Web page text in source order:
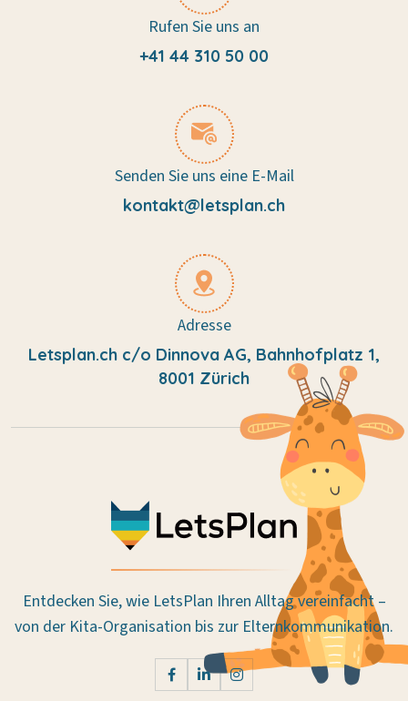
Rufen Sie uns an
+41 44 310 50 00
Senden Sie uns eine E-Mail
kontakt@letsplan.ch
Adresse
Letsplan.ch c/o Dinnova AG, Bahnhofplatz 1,
8001 Zürich
Entdecken Sie, wie LetsPlan Ihren Alltag vereinfacht –
von der Kita-Organisation bis zur Elternkommunikation.